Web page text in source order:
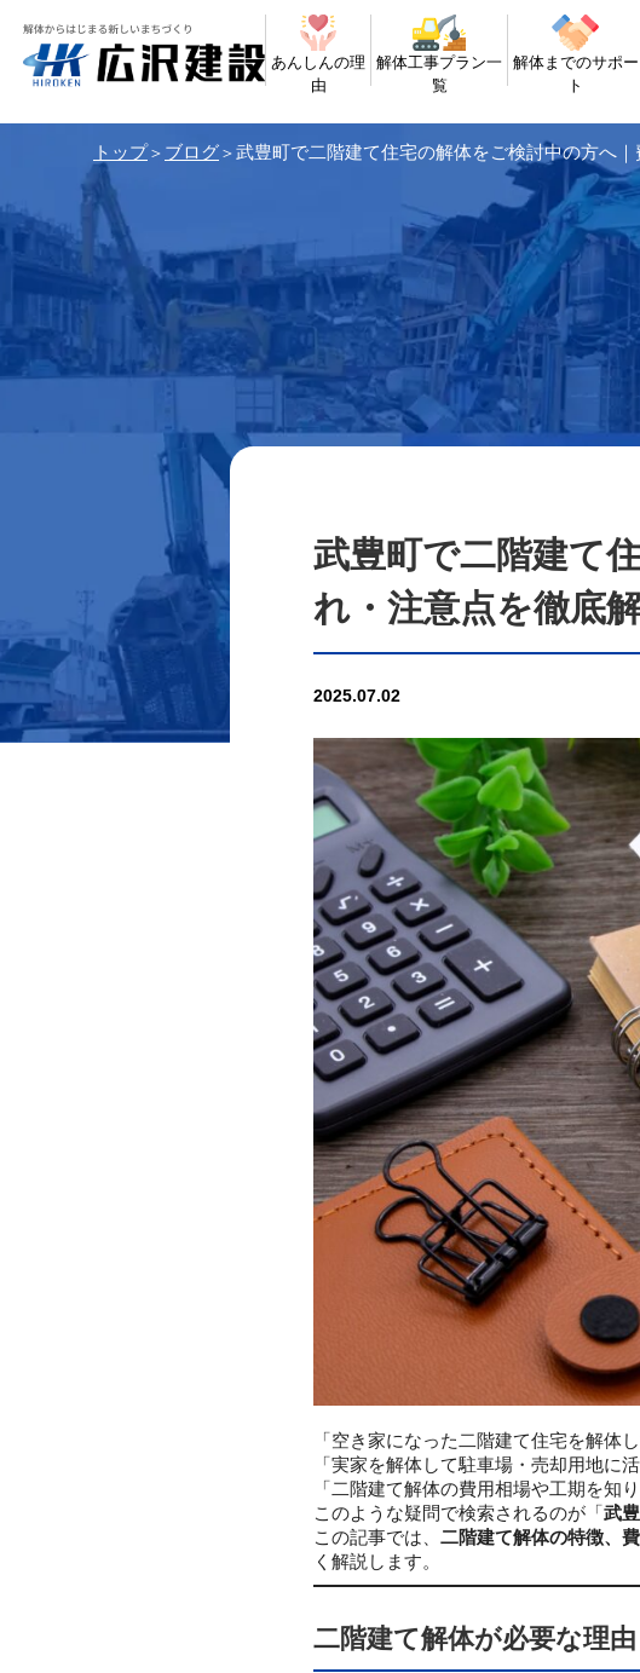
あんしんの理
由
解体工事プラン一
覧
解体までのサポー
ト
トップ＞ ブログ＞武豊町で二階建て住宅の解体をご検討中の方へ
武豊町で二階建て
れ・注意点を徹底
2025.07.02
「空き家になった二階建て住宅を解体
「実家を解体して駐車場・売却用地に活
「二階建て解体の費用相場や工期を知り
このような疑問で検索されるのが「 武
この記事では、 二階建て解体の特徴、
く解説します。
二階建て解体が必要な理由